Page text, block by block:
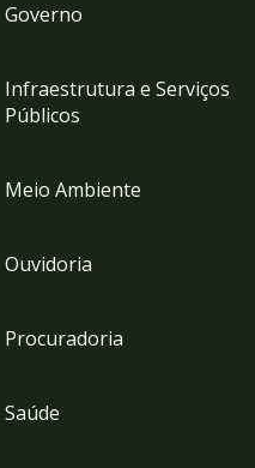
Governo
Infraestrutura e Serviços
Públicos
Meio Ambiente
Ouvidoria
Procuradoria
Saúde